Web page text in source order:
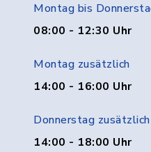
Montag bis
08:00 - 12:30 Uhr
Montag zusätzlich
14:00 - 16:00 Uhr
Donnerstag zusätzlich
14:00 - 18:00 Uhr